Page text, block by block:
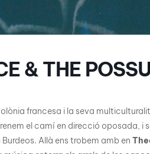
& THE
francesa i la seva
el camí en direcció oposada, i
Allà ens trobem amb en